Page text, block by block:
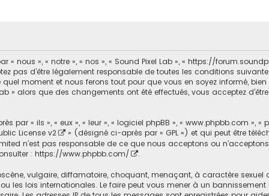
nous », « notre », « nos », « Sound Pixel Lab », « https://
pas d’être légalement responsable de toutes les conditions
moment et nous ferons tout pour que vous en soyez informé,
» alors que des changements ont été effectués, vous acceptez
« ils », « eux », « leur », « logiciel phpBB », « www.phpbb.com », «
License v2
» (désigné ci-après par « GPL ») et qui peut être
n’est pas responsable de ce que nous acceptons ou
: https://www.phpbb.com/ .
vulgaire, diffamatoire, choquant, menaçant, à caractère
les lois internationales. Le faire peut vous mener à un